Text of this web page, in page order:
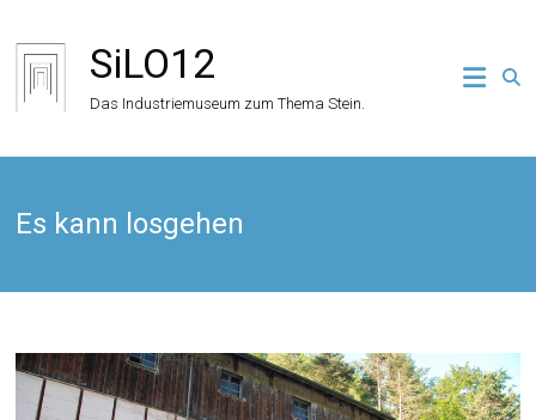
Inhalt
springen
SiLO12
Das Industriemuseum zum Thema Stein.
Es kann losgehen